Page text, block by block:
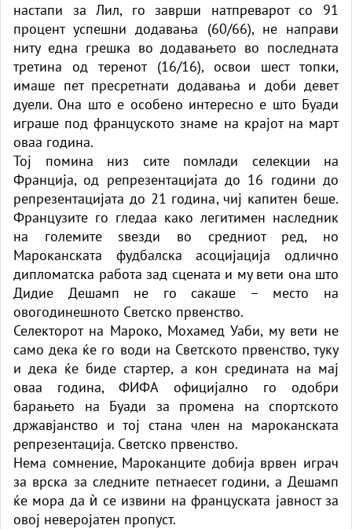
настапи за Лил, го заврши натпреварот со 91
процент успешни додавања (60/66), не направи
ниту една грешка во додавањето во последната
третина од теренот (16/16), освои шест топки,
имаше пет пресретнати додавања и доби девет
дуели. Она што е особено интересно е што Буади
играше под француското знаме на крајот на март
оваа година.
Тој помина низ сите помлади селекции на
Франција, од репрезентацијата до 16 години до
репрезентацијата до 21 година, чиј капитен беше.
Французите го гледаа како легитимен наследник
на големите ѕвезди во средниот ред, но
Мароканската фудбалска асоцијација одлично
дипломатска работа зад сцената и му вети она што
Дидие Дешамп не го сакаше – место на
овогодинешното Светско првенство.
Селекторот на Мароко, Мохамед Уаби, му вети не
само дека ќе го води на Светското првенство, туку
и дека ќе биде стартер, а кон средината на мај
оваа година, ФИФА официјално го одобри
барањето на Буади за промена на спортското
државјанство и тој стана член на мароканската
репрезентација. Светско првенство.
Нема сомнение, Мароканците добија врвен играч
за врска за следните петнаесет години, а Дешамп
ќе мора да ѝ се извини на француската јавност за
овој неверојатен пропуст.